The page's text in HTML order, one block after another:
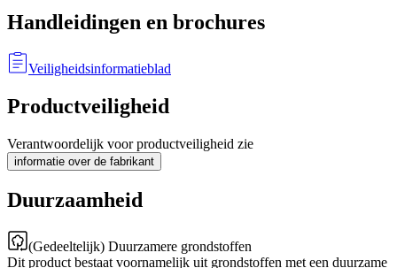
Handleidingen en brochures
Veiligheidsinformatieblad
Productveiligheid
Verantwoordelijk voor productveiligheid zie
informatie over de fabrikant
Duurzaamheid
(Gedeeltelijk) Duurzamere grondstoffen
Dit product bestaat voornamelijk uit grondstoffen met een duurzame